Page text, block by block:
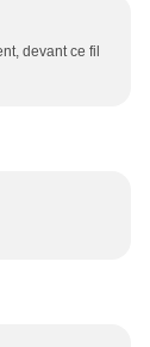
devant ce fil